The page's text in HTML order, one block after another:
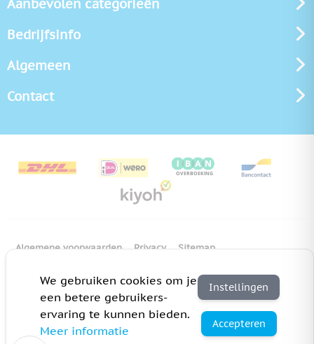
Aanbevolen categorieën
Bedrijfsinfo
Algemeen
Contact
Algemene voorwaarden Privacy Sitemap
Copyright Bedrukken.nl Pas cookie instellingen aan
We gebruiken cookies om je
een betere gebruikers-
ervaring te kunnen bieden.
Meer informatie
Instellingen
Accepteren